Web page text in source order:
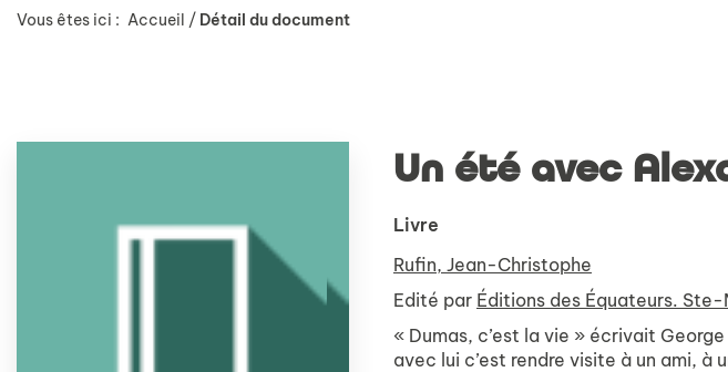
Vous êtes ici : Accueil / Détail du document
Un été avec
Livre
Rufin, Jean-Christophe
Edité par Éditions des Équateurs.
« Dumas, c’est la vie » écrivait
avec lui c’est rendre visite à un ami, à